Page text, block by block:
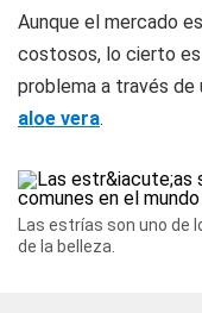
Aunque el mercado
costosos, lo cierto
problema a través
aloe vera.
Las estrías son uno de
de la belleza.